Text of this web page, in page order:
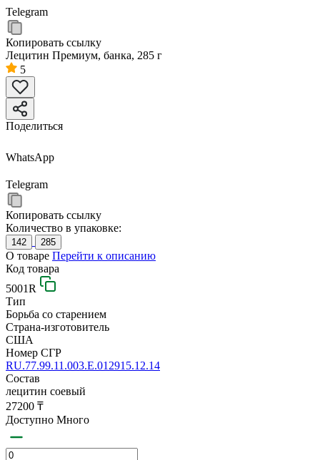
Telegram
Копировать ссылку
Лецитин Премиум, банка, 285 г
5
Поделиться
WhatsApp
Telegram
Копировать ссылку
Количество в упаковке:
142 285
О товаре Перейти к описанию
Код товара
5001R
Тип
Борьба со старением
Страна-изготовитель
США
Номер СГР
RU.77.99.11.003.Е.012915.12.14
Состав
лецитин соевый
27200 ₸
Доступно Много